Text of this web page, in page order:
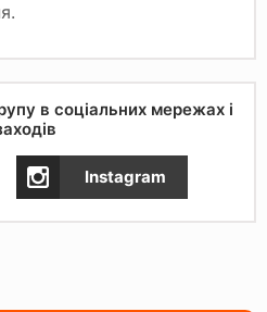
в соціальних мережах і
Instagram